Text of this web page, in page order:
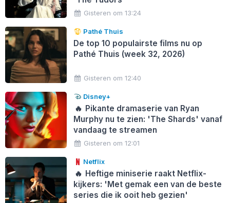
Gisteren om 13:24
Pathé Thuis
De top 10 populairste films nu op
Pathé Thuis (week 32, 2026)
Gisteren om 12:40
Disney+
🔥 Pikante dramaserie van Ryan
Murphy nu te zien: 'The Shards' vanaf
vandaag te streamen
Gisteren om 12:01
Netflix
🔥 Heftige miniserie raakt Netflix-
kijkers: 'Met gemak een van de beste
series die ik ooit heb gezien'